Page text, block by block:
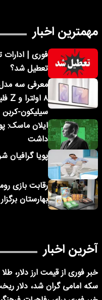
مهمترین اخبار
تعطیل شد؟
سیلیکون-کربن
داشت
پویا گرافیان
رقابت بازی
بهارستان
آخرین اخبار
سکه امامی گران شد، دلار